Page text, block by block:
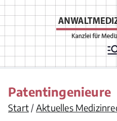
Zum
Inhalt
springen
Patentingenieure
Start Aktuelles